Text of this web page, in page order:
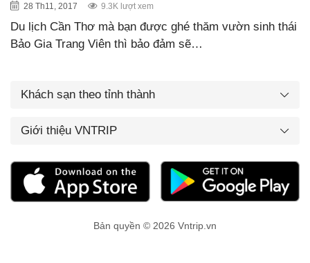
28 Th11, 2017 9.3K lượt xem
Du lịch Cần Thơ mà bạn được ghé thăm vườn sinh thái
Bảo Gia Trang Viên thì bảo đảm sẽ…
Khách sạn theo tỉnh thành
Giới thiệu VNTRIP
Bản quyền © 2026 Vntrip.vn